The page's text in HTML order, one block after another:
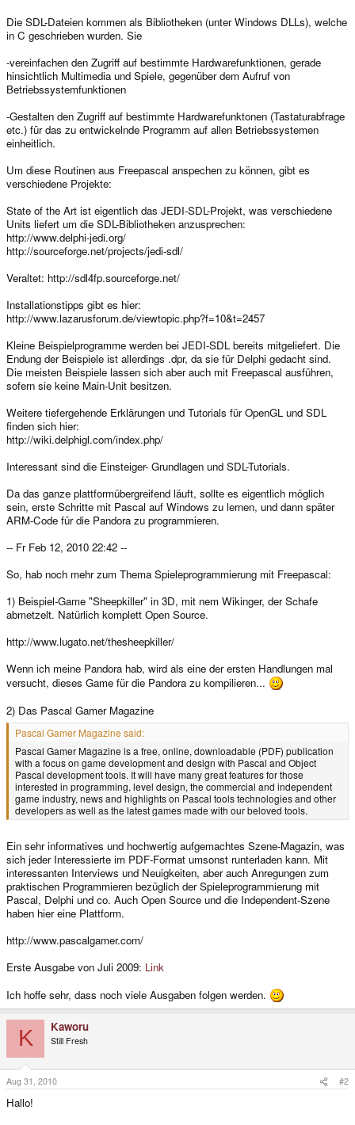
other languages, including Ada, C#, D, Eiffel, Erlang, Euphoria, Guile,
Haskell, Java, Lisp, Lua, ML, Objective C, Pascal, Perl, PHP, Pike, Pliant,
Python, Ruby, Smalltalk, and Tcl.
SDL is distributed under GNU LGPL version 2. This license allows you to
use SDL freely in commercial programs as long as you link with the dynamic
library.
Die SDL-Dateien kommen als Bibliotheken (unter Windows DLLs), welche
in C geschrieben wurden. Sie
-vereinfachen den Zugriff auf bestimmte Hardwarefunktionen, gerade
hinsichtlich Multimedia und Spiele, gegenüber dem Aufruf von
Betriebssystemfunktionen
-Gestalten den Zugriff auf bestimmte Hardwarefunktonen (Tastaturabfrage
etc.) für das zu entwickelnde Programm auf allen Betriebssystemen
einheitlich.
Um diese Routinen aus Freepascal anspechen zu können, gibt es
verschiedene Projekte:
State of the Art ist eigentlich das JEDI-SDL-Projekt, was verschiedene
Units liefert um die SDL-Bibliotheken anzusprechen:
http://www.delphi-jedi.org/
http://sourceforge.net/projects/jedi-sdl/
Veraltet: http://sdl4fp.sourceforge.net/
Installationstipps gibt es hier:
http://www.lazarusforum.de/viewtopic.php?f=10&t=2457
Kleine Beispielprogramme werden bei JEDI-SDL bereits mitgeliefert. Die
Endung der Beispiele ist allerdings .dpr, da sie für Delphi gedacht sind.
Die meisten Beispiele lassen sich aber auch mit Freepascal ausführen,
sofern sie keine Main-Unit besitzen.
Weitere tiefergehende Erklärungen und Tutorials für OpenGL und SDL
finden sich hier:
http://wiki.delphigl.com/index.php/
Interessant sind die Einsteiger- Grundlagen und SDL-Tutorials.
Da das ganze plattformübergreifend läuft, sollte es eigentlich möglich
sein, erste Schritte mit Pascal auf Windows zu lernen, und dann später
ARM-Code für die Pandora zu programmieren.
-- Fr Feb 12, 2010 22:42 --
So, hab noch mehr zum Thema Spieleprogrammierung mit Freepascal:
1) Beispiel-Game "Sheepkiller" in 3D, mit nem Wikinger, der Schafe
abmetzelt. Natürlich komplett Open Source.
http://www.lugato.net/thesheepkiller/
Wenn ich meine Pandora hab, wird als eine der ersten Handlungen mal
versucht, dieses Game für die Pandora zu kompilieren...
2) Das Pascal Gamer Magazine
Pascal Gamer Magazine said:
Pascal Gamer Magazine is a free, online, downloadable (PDF) publication
with a focus on game development and design with Pascal and Object
Pascal development tools. It will have many great features for those
interested in programming, level design, the commercial and independent
game industry, news and highlights on Pascal tools technologies and other
developers as well as the latest games made with our beloved tools.
Ein sehr informatives und hochwertig aufgemachtes Szene-Magazin, was
sich jeder Interessierte im PDF-Format umsonst runterladen kann. Mit
interessanten Interviews und Neuigkeiten, aber auch Anregungen zum
praktischen Programmieren bezüglich der Spieleprogrammierung mit
Pascal, Delphi und co. Auch Open Source und die Independent-Szene
haben hier eine Plattform.
http://www.pascalgamer.com/
Erste Ausgabe von Juli 2009: Link
Ich hoffe sehr, dass noch viele Ausgaben folgen werden.
K Kaworu
Still Fresh
Aug 31, 2010 #2
Hallo!